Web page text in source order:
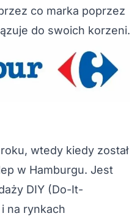
co marka poprzez
do swoich korzeni.
wtedy kiedy został
w Hamburgu. Jest
DIY (Do-It-
na rynkach